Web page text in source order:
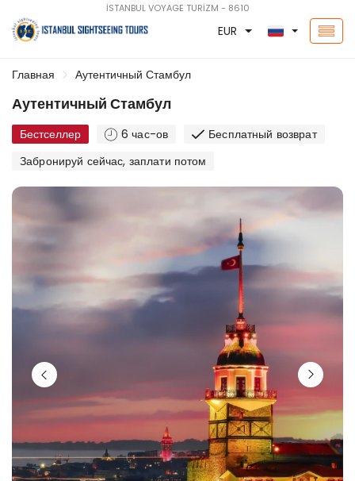
İSTANBUL VOYAGE TURİZM - 8610
EUR
Главная Аутентичный Стамбул
Аутентичный Стамбул
Бестселлер 6 час-ов
Бесплатный возврат
Забронируй сейчас, заплати потом